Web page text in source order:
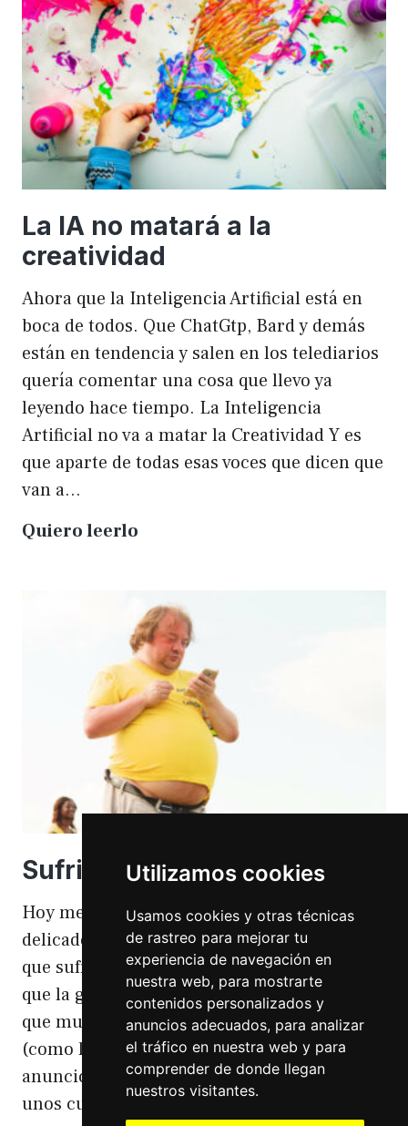
Utilizamos cookies
Usamos cookies y otras técnicas
de rastreo para mejorar tu
experiencia de navegación en
nuestra web, para mostrarte
contenidos personalizados y
anuncios adecuados, para analizar
el tráfico en nuestra web y para
comprender de donde llegan
nuestros visitantes.
WordPress
para
mejorar
el
rendimiento
y
el
SEO
La IA no matará a la
creatividad
Ahora que la Inteligencia Artificial está en
boca de todos. Que ChatGtp, Bard y demás
están en tendencia y salen en los telediarios
quería comentar una cosa que llevo ya
leyendo hace tiempo. La Inteligencia
Artificial no va a matar la Creatividad Y es
que aparte de todas esas voces que dicen que
van a…
Quiero leerlo
matará
a
la
creatividad
Sufriendo la gordofobia
Hoy me apetece hablar de un temita
delicado. Hoy hablo de gordofobia. Una cosa
que sufro día si día también. Gordofobia Y es
que la gordofobia es algo que existe. Algo
que muchas personas sufrimos en silencio
(como las hemorroides, al igual que en el
anuncio). Nos están vendiendo siempre
unos cuerpos normativos y en…